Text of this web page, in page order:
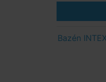
Bazén